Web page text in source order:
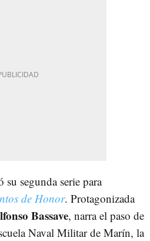
segunda serie para
de Honor. Protagonizada
Bassave, narra el paso de
Naval Militar de Marín, la